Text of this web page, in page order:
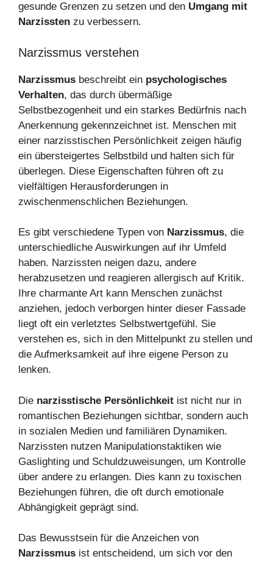
gesunde Grenzen zu setzen und den Umgang mit
Narzissten zu verbessern.
Narzissmus verstehen
Narzissmus beschreibt ein psychologisches
Verhalten, das durch übermäßige
Selbstbezogenheit und ein starkes Bedürfnis nach
Anerkennung gekennzeichnet ist. Menschen mit
einer narzisstischen Persönlichkeit zeigen häufig
ein übersteigertes Selbstbild und halten sich für
überlegen. Diese Eigenschaften führen oft zu
vielfältigen Herausforderungen in
zwischenmenschlichen Beziehungen.
Es gibt verschiedene Typen von Narzissmus, die
unterschiedliche Auswirkungen auf ihr Umfeld
haben. Narzissten neigen dazu, andere
herabzusetzen und reagieren allergisch auf Kritik.
Ihre charmante Art kann Menschen zunächst
anziehen, jedoch verborgen hinter dieser Fassade
liegt oft ein verletztes Selbstwertgefühl. Sie
verstehen es, sich in den Mittelpunkt zu stellen und
die Aufmerksamkeit auf ihre eigene Person zu
lenken.
Die narzisstische Persönlichkeit ist nicht nur in
romantischen Beziehungen sichtbar, sondern auch
in sozialen Medien und familiären Dynamiken.
Narzissten nutzen Manipulationstaktiken wie
Gaslighting und Schuldzuweisungen, um Kontrolle
über andere zu erlangen. Dies kann zu toxischen
Beziehungen führen, die oft durch emotionale
Abhängigkeit geprägt sind.
Das Bewusstsein für die Anzeichen von
Narzissmus ist entscheidend, um sich vor den